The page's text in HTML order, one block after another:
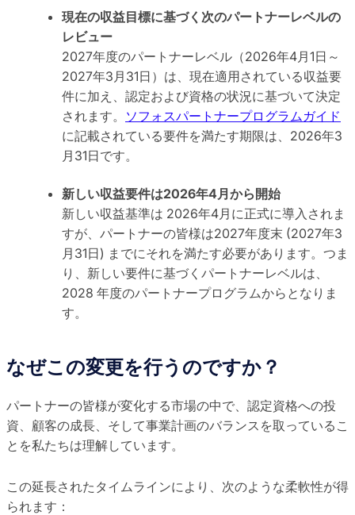
現在の収益目標に基づく次のパートナーレベルの
レビュー
2027年度のパートナーレベル（2026年4月1日～
2027年3月31日）は、現在適用されている収益要
件に加え、認定および資格の状況に基づいて決定
されます。 ソフォスパートナープログラムガイド
に記載されている要件を満たす期限は、2026年3
月31日です。
新しい収益要件は2026年4月から開始
新しい収益基準は 2026年4月に正式に導入されま
すが、パートナーの皆様は2027年度末 (2027年3
月31日) までにそれを満たす必要があります。つま
り、新しい要件に基づくパートナーレベルは、
2028 年度のパートナープログラムからとなりま
す。
なぜこの変更を行うのですか？
パートナーの皆様が変化する市場の中で、認定資格への投
資、顧客の成長、そして事業計画のバランスを取っているこ
とを私たちは理解しています。
この延長されたタイムラインにより、次のような柔軟性が得
られます：